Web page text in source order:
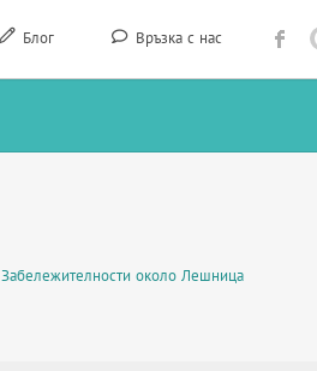
Блог Връзка с нас
Забележителности около Лешница